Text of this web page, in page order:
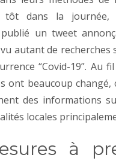
tôt dans la journée,
un tweet
vu autant de recherches
“Covid-19”. Au
ont beaucoup changé,
des informations
locales
à